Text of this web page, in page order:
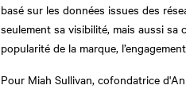
basé sur les données issues des
seulement sa visibilité, mais aussi sa
popularité de la marque,
Pour Miah Sullivan, cofondatrice